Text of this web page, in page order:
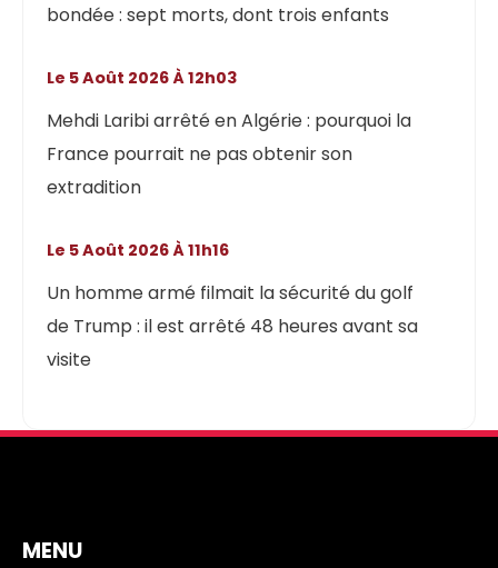
bondée : sept morts, dont trois enfants
Mehdi Laribi arrêté en Algérie : pourquoi la
France pourrait ne pas obtenir son
extradition
Le 5 Août 2026 À 12h03
Un homme armé filmait la sécurité du golf
de Trump : il est arrêté 48 heures avant sa
visite
Le 5 Août 2026 À 11h16
MENU